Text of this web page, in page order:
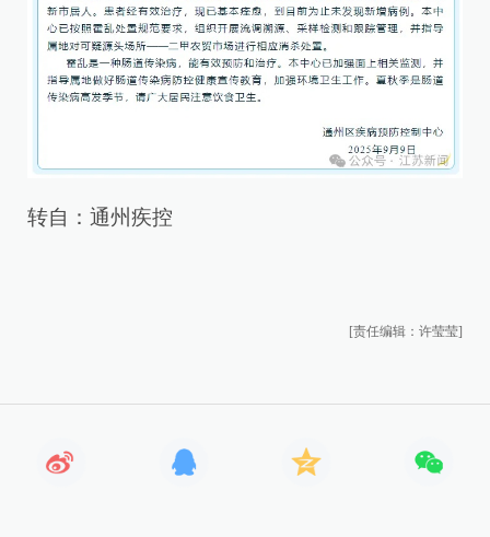
转自：通州疾控
[责任编辑：许莹莹]